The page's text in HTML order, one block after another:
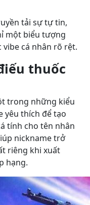
tải sự tự tin,
một biểu tượng
cá nhân rõ rệt.
thuốc
trong những kiểu
yêu thích để tạo
tính cho tên nhân
nickname trở
riêng khi xuất
hạng.